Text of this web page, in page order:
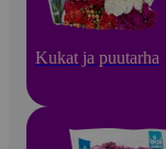
Kukat ja puutarha